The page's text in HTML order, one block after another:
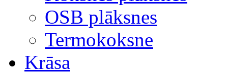
OSB plāksnes
Termokoksne
Krāsa